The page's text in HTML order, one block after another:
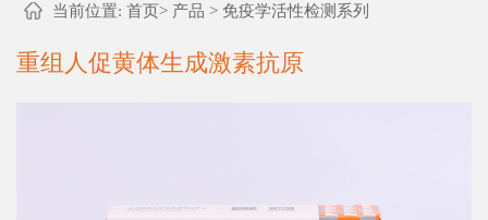
当前位置: 首页> 产品 > 免疫学活性检测系列
重组人促黄体生成激素抗原